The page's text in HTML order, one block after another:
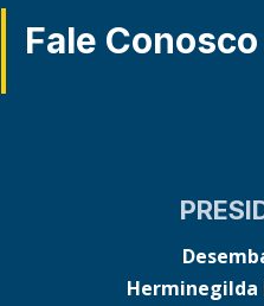
Fale Conosco
Herminegilda